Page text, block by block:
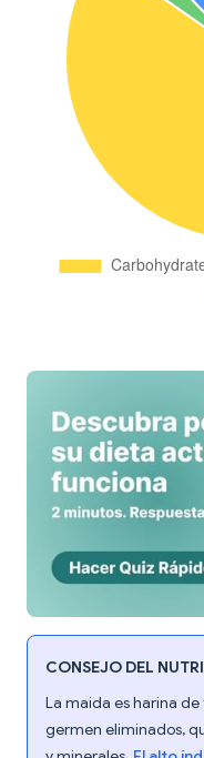
CONSEJO DEL
La maida es harina
germen eliminados,